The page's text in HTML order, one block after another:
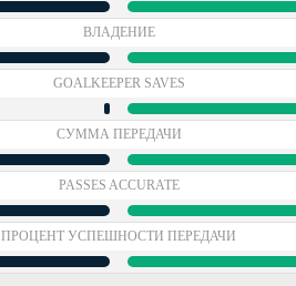
ВЛАДЕНИЕ
GOALKEEPER SAVES
СУММА ПЕРЕДАЧИ
PASSES ACCURATE
ПРОЦЕНТ УСПЕШНОСТИ ПЕРЕДАЧИ